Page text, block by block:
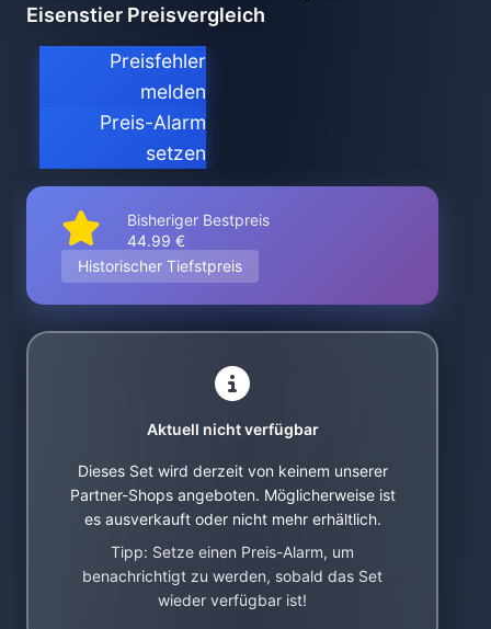
Eisenstier Preisvergleich
Preisfehler
melden
Preis-Alarm
setzen
Bisheriger Bestpreis
44.99 €
Historischer Tiefstpreis
Aktuell nicht verfügbar
Dieses Set wird derzeit von keinem unserer
Partner-Shops angeboten. Möglicherweise ist
es ausverkauft oder nicht mehr erhältlich.
Tipp: Setze einen Preis-Alarm, um
benachrichtigt zu werden, sobald das Set
wieder verfügbar ist!